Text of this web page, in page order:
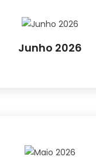
Junho 2026